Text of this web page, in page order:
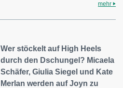
mehr
Wer stöckelt auf High Heels
durch den Dschungel? Micaela
Schäfer, Giulia Siegel und Kate
Merlan werden auf Joyn zu